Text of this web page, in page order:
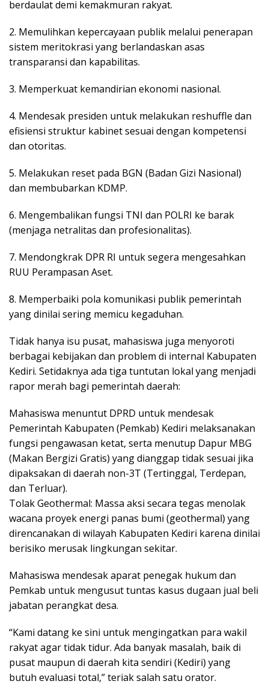
berdaulat demi kemakmuran rakyat.
2. Memulihkan kepercayaan publik melalui penerapan
sistem meritokrasi yang berlandaskan asas
transparansi dan kapabilitas.
3. Memperkuat kemandirian ekonomi nasional.
4. Mendesak presiden untuk melakukan reshuffle dan
efisiensi struktur kabinet sesuai dengan kompetensi
dan otoritas.
5. Melakukan reset pada BGN (Badan Gizi Nasional)
dan membubarkan KDMP.
6. Mengembalikan fungsi TNI dan POLRI ke barak
(menjaga netralitas dan profesionalitas).
7. Mendongkrak DPR RI untuk segera mengesahkan
RUU Perampasan Aset.
8. Memperbaiki pola komunikasi publik pemerintah
yang dinilai sering memicu kegaduhan.
Tidak hanya isu pusat, mahasiswa juga menyoroti
berbagai kebijakan dan problem di internal Kabupaten
Kediri. Setidaknya ada tiga tuntutan lokal yang menjadi
rapor merah bagi pemerintah daerah:
Mahasiswa menuntut DPRD untuk mendesak
Pemerintah Kabupaten (Pemkab) Kediri melaksanakan
fungsi pengawasan ketat, serta menutup Dapur MBG
(Makan Bergizi Gratis) yang dianggap tidak sesuai jika
dipaksakan di daerah non-3T (Tertinggal, Terdepan,
dan Terluar).
Tolak Geothermal: Massa aksi secara tegas menolak
wacana proyek energi panas bumi (geothermal) yang
direncanakan di wilayah Kabupaten Kediri karena dinilai
berisiko merusak lingkungan sekitar.
Mahasiswa mendesak aparat penegak hukum dan
Pemkab untuk mengusut tuntas kasus dugaan jual beli
jabatan perangkat desa.
“Kami datang ke sini untuk mengingatkan para wakil
rakyat agar tidak tidur. Ada banyak masalah, baik di
pusat maupun di daerah kita sendiri (Kediri) yang
butuh evaluasi total,” teriak salah satu orator.